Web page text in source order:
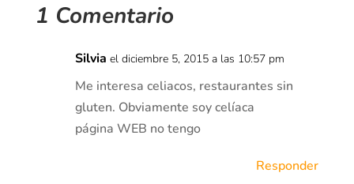
1 Comentario
Silvia el diciembre 5, 2015 a las 10:57 pm
Me interesa celiacos, restaurantes sin
gluten. Obviamente soy celíaca
página WEB no tengo
Responder